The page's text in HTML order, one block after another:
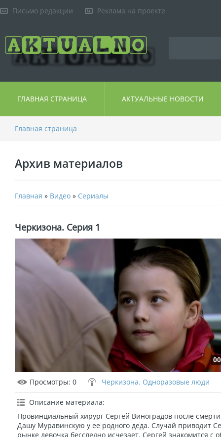
Письмо редакции Реклама на проекте
ГЛАВНАЯ СТРАНИЦА АКТУАЛЬНЫЕ НОВОСТИ
Главная страница
Архив материалов
Главная » Видео » Сериалы
Черкизона. Серия 1
Просмотры: 0 Черкизона. Одноразовые люди
Описание материала:
Провинциальный хирург Сергей Виноградов после
Дашу Муравинскую у ее родного деда. Случай приводит
рынке девочка бесследно исчезает. Сергей знакомится